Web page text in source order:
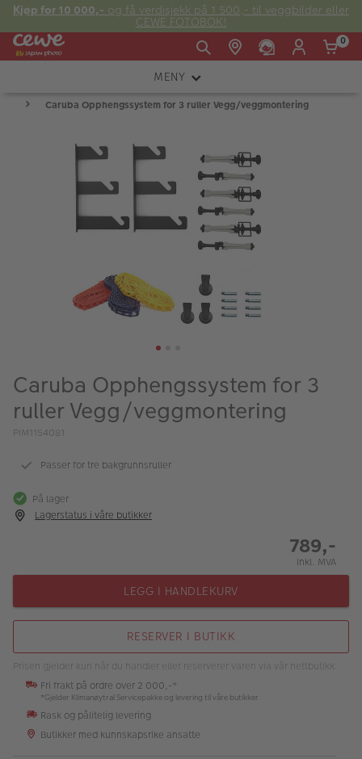
Kjøp for 10 000,- og få verdisjekk på 1 500,- til veggbilder eller
CEWE FOTOBOK!
Fre:
20:00
Søndag: 20:00
E-post:
kundeservice@japanphoto.no
0
MENY
KAMERA
INSTANTFOTO
KIKKERTER
Kampanjer
Merker
Lagersalg
Bildeprodukter
Butikkoversikt
Caruba Opphengssystem for 3 ruller Vegg/veggmontering
Caruba Opphengssystem for 3
ruller Vegg/veggmontering
PIM1154081
Passer for tre bakgrunnsruller
På lager
Lagerstatus i våre butikker
789,-
Inkl. MVA
LEGG I HANDLEKURV
RESERVER I BUTIKK
Prisen gjelder kun når du handler eller reserverer varen via vår nettbutikk.
Fri frakt på ordre over 2 000,-*
*Gjelder Klimanøytral Servicepakke og levering til våre butikker
Rask og pålitelig levering
Butikker med kunnskapsrike ansatte